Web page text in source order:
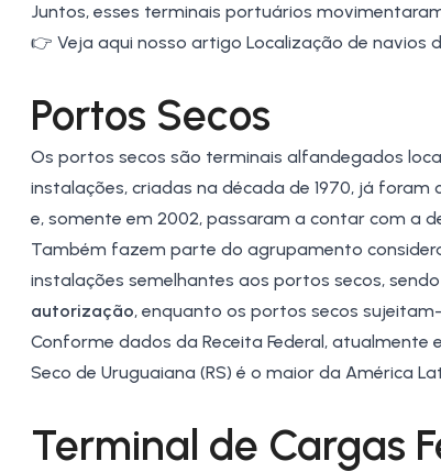
Juntos, esses terminais portuários
👉 Veja aqui nosso artigo Localização de navios
Portos Secos
Os portos secos são terminais alfandegados
instalações, criadas na década de 1970, já foram
e, somente em 2002, passaram a contar com a
Também fazem parte do agrupamento
instalações semelhantes aos portos secos,
autorização, enquanto os portos secos
Conforme dados da Receita Federal, atualmente
Seco de Uruguaiana (RS) é o maior da América
Terminal de Cargas